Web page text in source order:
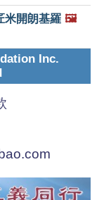
米開朗基羅 🖼️
Inc.